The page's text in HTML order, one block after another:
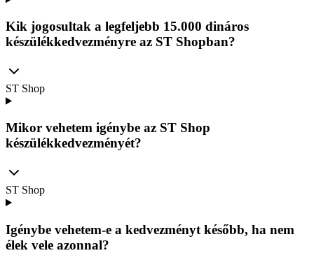
Kik jogosultak a legfeljebb 15.000 dináros
készülékkedvezményre az ST Shopban?
ST Shop
Mikor vehetem igénybe az ST Shop
készülékkedvezményét?
ST Shop
Igénybe vehetem-e a kedvezményt később, ha nem
élek vele azonnal?